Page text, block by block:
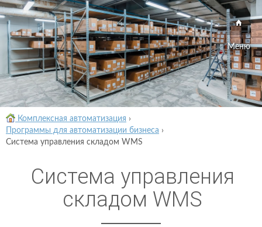
Меню
Комплексная автоматизация ›
Программы для автоматизации бизнеса ›
Система управления складом WMS
Система управления
складом WMS